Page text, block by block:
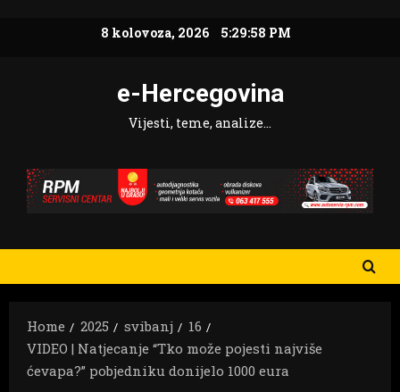
8 kolovoza, 2026 5:29:59 PM
e-Hercegovina
Vijesti, teme, analize…
Home 2025 svibanj
16
VIDEO | Natjecanje “Tko može pojesti najviše
ćevapa?” pobjedniku donijelo 1000 eura